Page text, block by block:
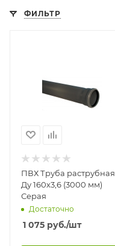
ФИЛЬТР
ПВХ Труба раструбная
Ду 160х3,6 (3000 мм)
Серая
Достаточно
1 075 руб./шт